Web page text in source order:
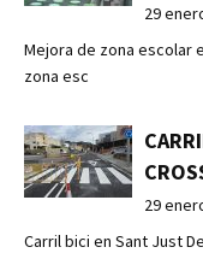
29
Mejora de zona escolar
zona esc
29
Carril bici en Sant Just